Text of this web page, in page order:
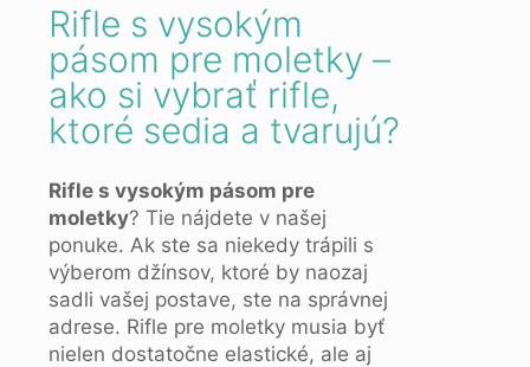
Rifle s vysokým
pásom pre moletky –
ako si vybrať rifle,
ktoré sedia a tvarujú?
Rifle s vysokým pásom pre
moletky? Tie nájdete v našej
ponuke. Ak ste sa niekedy trápili s
výberom džínsov, ktoré by naozaj
sadli vašej postave, ste na správnej
adrese. Rifle pre moletky musia byť
nielen dostatočne elastické, ale aj